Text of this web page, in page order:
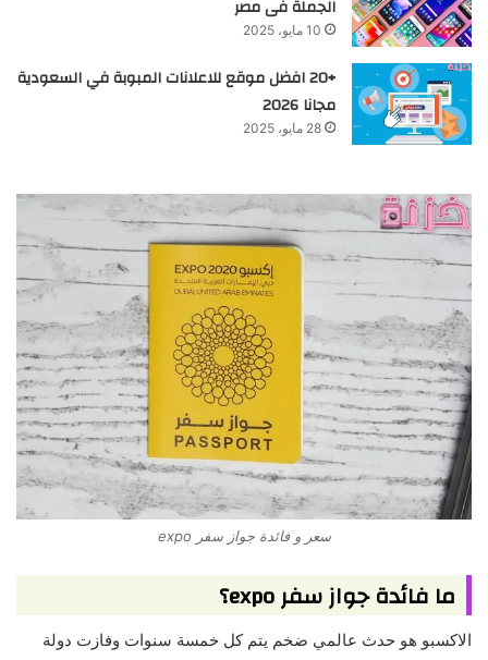
الجملة فى مصر
10 مايو، 2025
+20 افضل موقع للاعلانات المبوبة في السعودية
مجانا 2026
28 مايو، 2025
سعر و فائدة جواز سفر expo
ما فائدة جواز سفر expo؟
الاكسبو هو حدث عالمي ضخم يتم كل خمسة سنوات وفازت دولة